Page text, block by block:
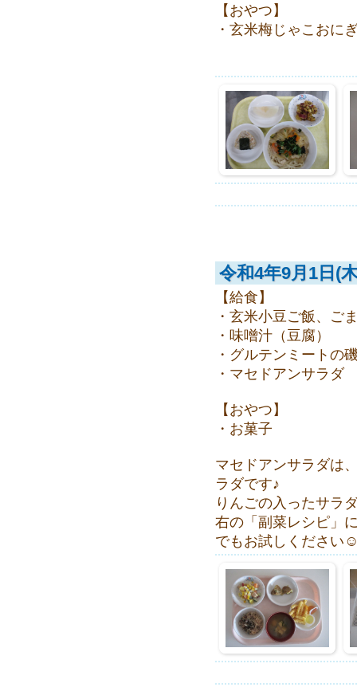
【おやつ】
・玄米梅じゃこおに
令和4年9月1日(
【給食】
・玄米小豆ご飯、ご
・味噌汁（豆腐）
・グルテンミートの
・マセドアンサラダ
【おやつ】
・お菓子
マセドアンサラダは
ラダです♪
りんごの入ったサラ
右の「副菜レシピ」
でもお試しください